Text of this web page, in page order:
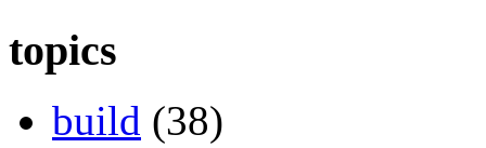
topics
build (38)